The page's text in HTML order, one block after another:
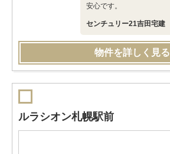
安心です。
センチュリー21吉田宅建
物件を詳しく見る
ルラシオン札幌駅前